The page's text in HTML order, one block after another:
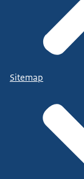
Sitemap